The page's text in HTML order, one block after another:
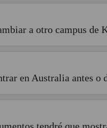
a otro campus de
en Australia antes o